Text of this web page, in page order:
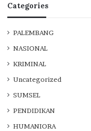
Categories
PALEMBANG
NASIONAL
KRIMINAL
Uncategorized
SUMSEL
PENDIDIKAN
HUMANIORA